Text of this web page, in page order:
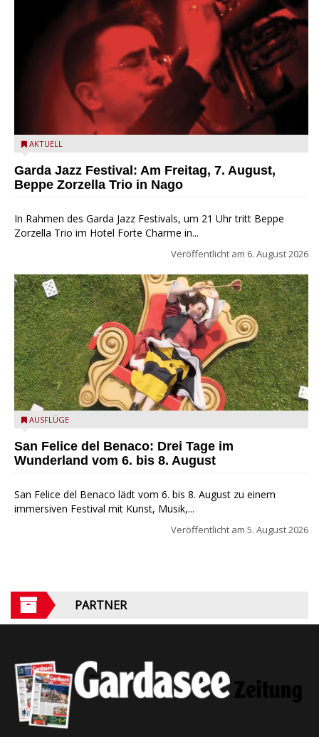
Beppe Zorzella Trio zu Gast beim Garda Jazz Festival
AKTUELL
Garda Jazz Festival: Am Freitag, 7. August,
Beppe Zorzella Trio in Nago
In Rahmen des Garda Jazz Festivals, um 21 Uhr tritt Beppe
Zorzella Trio im Hotel Forte Charme in...
Veröffentlicht am 6. August 2026
San Felice del Benaco: Drei Tage im Wunderland
AUSFLÜGE
San Felice del Benaco: Drei Tage im
Wunderland vom 6. bis 8. August
San Felice del Benaco lädt vom 6. bis 8. August zu einem
immersiven Festival mit Kunst, Musik,...
Veröffentlicht am 5. August 2026
PARTNER